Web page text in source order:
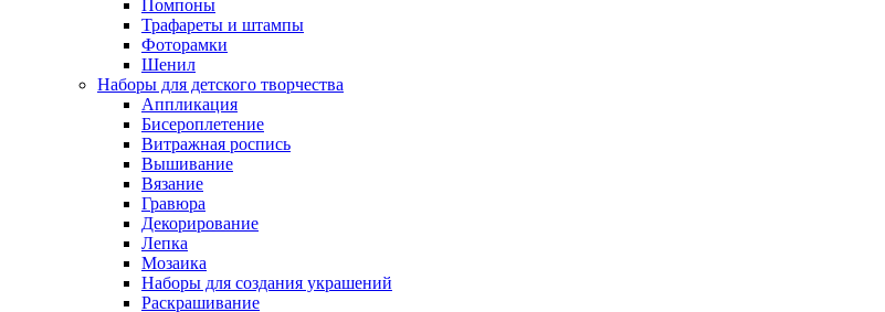
Помпоны
Трафареты и штампы
Фоторамки
Шенил
Наборы для детского творчества
Аппликация
Бисероплетение
Витражная роспись
Вышивание
Вязание
Гравюра
Декорирование
Лепка
Мозаика
Наборы для создания украшений
Раскрашивание